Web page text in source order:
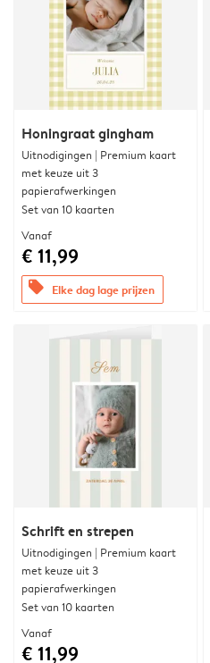
Honingraat gingham
Uitnodigingen | Premium kaart
met keuze uit 3
papierafwerkingen
Set van 10 kaarten
Vanaf
€ 11,99
offers Elke dag lage prijzen
Schrift en strepen
Uitnodigingen | Premium kaart
met keuze uit 3
papierafwerkingen
Set van 10 kaarten
Vanaf
€ 11,99